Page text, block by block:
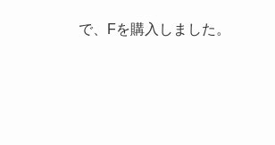
で、Fを購入しました。